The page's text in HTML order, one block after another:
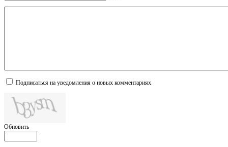
Подписаться на уведомления о новых комментариях
Обновить